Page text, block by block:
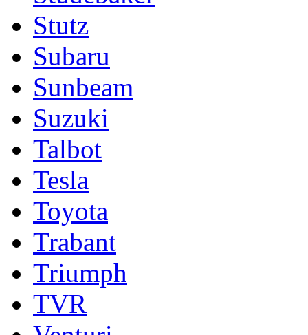
Stutz
Subaru
Sunbeam
Suzuki
Talbot
Tesla
Toyota
Trabant
Triumph
TVR